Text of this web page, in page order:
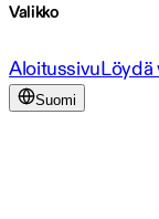
Valikko
AloitussivuLöydä
Suomi